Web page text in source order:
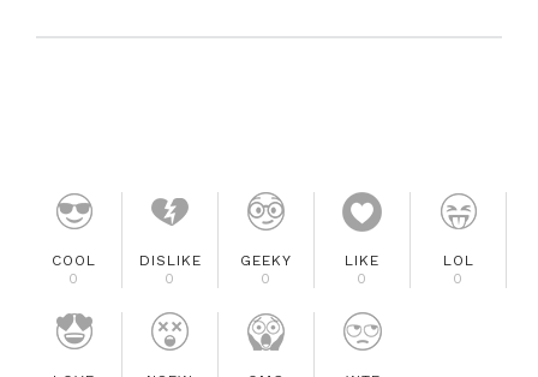
COOL
0
DISLIKE
0
GEEKY
0
LIKE
0
LOL
0